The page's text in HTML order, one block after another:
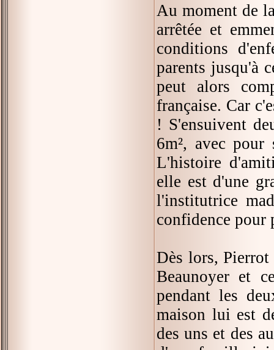
Au moment de
arrêtée et
conditions
parents jusqu'à
peut alors
française. Car
! S'ensuivent
6m², avec
L'histoire
elle est d'une
l'institutrice
confidence pour
Dès lors,
Beaunoyer et
pendant les
maison lui est
des uns et des